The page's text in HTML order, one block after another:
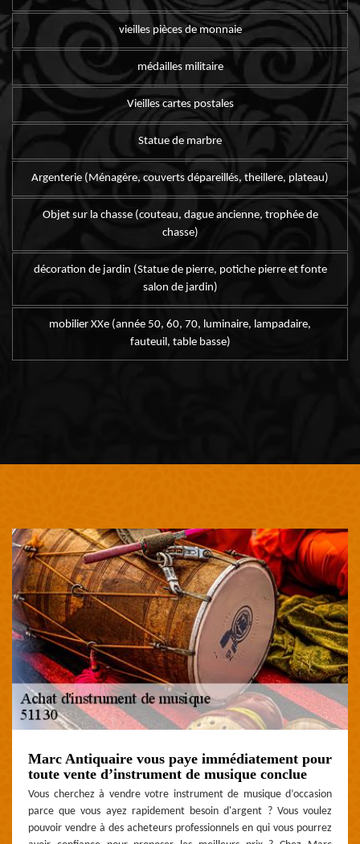
vieilles pièces de monnaie
médailles militaire
Vieilles cartes postales
Statue de marbre
Argenterie (Ménagère, couverts dépareillés, theillere, plateau)
Objet sur la chasse (couteau, dague ancienne, trophée de
chasse)
décoration de jardin (Statue de pierre, potiche pierre et fonte
salon de jardin)
mobilier XXe (année 50, 60, 70, luminaire, lampadaire,
fauteuil, table basse)
Marc Antiquaire vous paye immédiatement pour
toute vente d’instrument de musique conclue
Vous cherchez à vendre votre instrument de musique d’occasion
parce que vous ayez rapidement besoin d'argent ? Vous voulez
pouvoir vendre à des acheteurs professionnels en qui vous pourrez